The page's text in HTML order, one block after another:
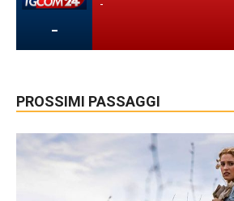
-
-
PROSSIMI PASSAGGI